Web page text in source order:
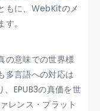
もに、WebKitのメ
。
の意味での世界標
多言語への対応は
EPUB3の真価を世
レンス・プラット